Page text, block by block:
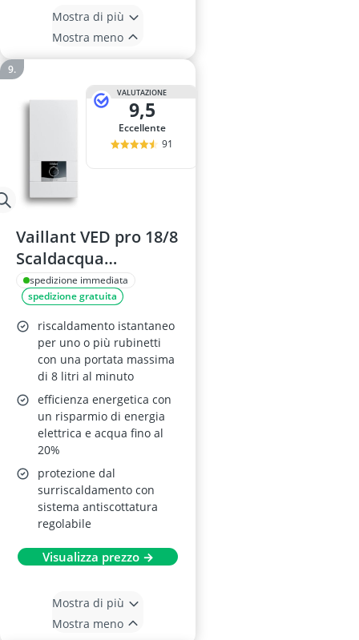
Mostra di più
Mostra meno
VALUTAZIONE
9,5
Eccellente
91
Vaillant VED pro 18/8
Scaldacqua
Istantaneo
spedizione immediata
spedizione gratuita
riscaldamento istantaneo
per uno o più rubinetti
con una portata massima
di 8 litri al minuto
efficienza energetica con
un risparmio di energia
elettrica e acqua fino al
20%
protezione dal
surriscaldamento con
sistema antiscottatura
regolabile
Visualizza prezzo →
Mostra di più
Mostra meno